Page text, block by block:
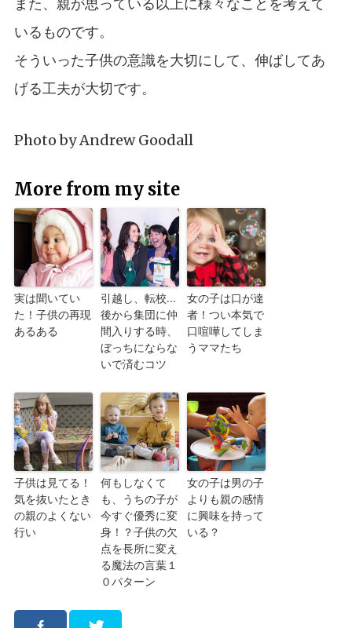
いるものです。
そういった子供の意識を大切にして、伸ばしてあ
げる工夫が大切です。
Photo byAndrew Goodall
More from my site
実は聞いてい
た！子供の再現
あるある
引越し、転校…
後から集団に仲
間入りする時、
ぼっちにならな
いで済むコツ
女の子は口が達
者！つい本気で
口喧嘩してしま
うママたち
子供は見てる！
気を抜いたとき
の親のよくない
行い
何もしなくて
も、うちの子が
今すぐ優秀に変
身！？子供の欠
点を長所に変え
る魔法の言葉１
０パターン
女の子は男の子
よりも親の感情
に興味を持って
いる？